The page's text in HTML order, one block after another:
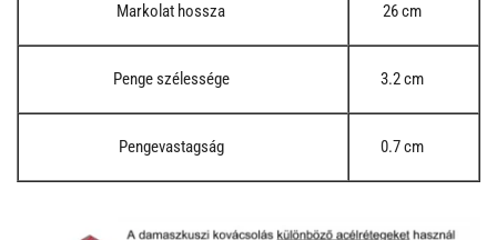
Markolat hossza 26 cm
Penge szélessége 3.2 cm
Pengevastagság 0.7 cm